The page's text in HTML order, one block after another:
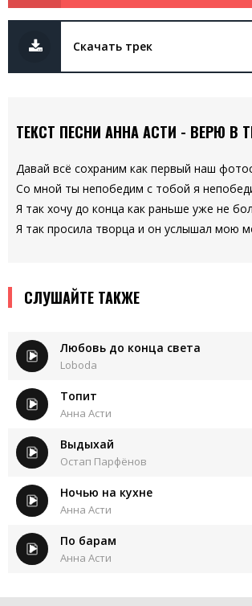
Скачать трек
ТЕКСТ ПЕСНИ АННА АСТИ - ВЕРЮ В
Давай всё сохраним как первый наш
Со мной ты непобедим с тобой я
Я так хочу до конца как раньше уже не
Я так просила творца и он услышал мою
СЛУШАЙТЕ ТАКЖЕ
Любовь до конца света
Loboda
Топит
Анна Асти
Выдыхай
Остап Парфёнов
Ночью на кухне
Анна Асти
По барам
Анна Асти